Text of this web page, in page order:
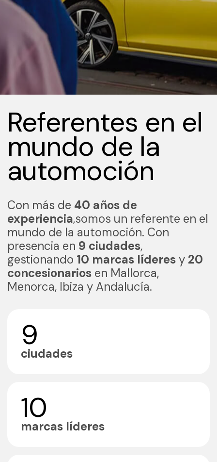
Referentes en el
mundo de la
automoción
Con más de 40 años de
experiencia,somos un referente en el
mundo de la automoción. Con
presencia en 9 ciudades,
gestionando 10 marcas líderesy 20
concesionarios en Mallorca,
Menorca, Ibiza y Andalucía.
9
ciudades
10
marcas líderes